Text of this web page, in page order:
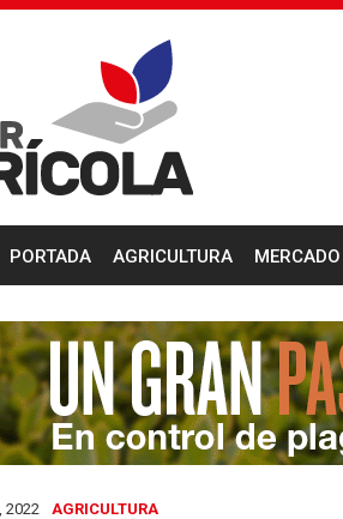
PORTADA AGRICULTURA MERCADO
2022 AGRICULTURA